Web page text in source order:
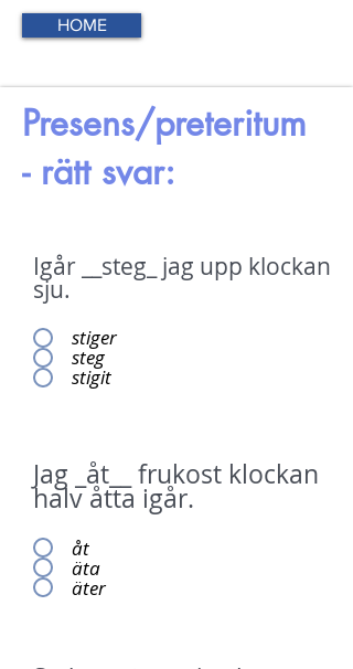
HOME
Presens/preteritum
- rätt svar:
Igår __steg_ jag upp klockan
sju.
stiger
steg
stigit
Jag _åt__ frukost klockan
halv åtta igår.
åt
äta
äter